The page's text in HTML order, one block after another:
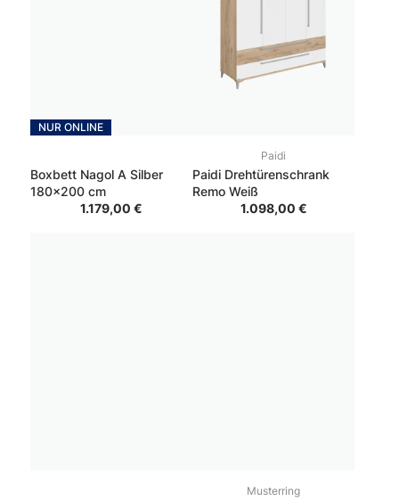
NUR ONLINE
Boxbett Nagol A Silber
180x200 cm
1.179,00 €
Paidi
Paidi Drehtürenschrank
Remo Weiß
1.098,00 €
Musterring